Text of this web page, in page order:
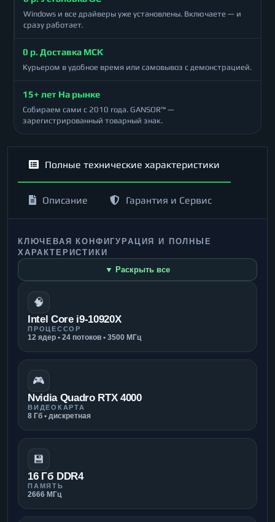
Windows и все драйверы уже установлены. Включаете — и
сразу работает.
0 р. Доставка МСК
Курьером в удобное время или самовывоз с демонстрацией.
15+ лет На рынке
Собираем сами с 2010 года. GANSOR™ —
зарегистрированный товарный знак.
Полные технические характеристики
Описание Гарантия и Сервис
КЛЮЧЕВАЯ КОНФИГУРАЦИЯ И ПОЛНЫЕ
ХАРАКТЕРИСТИКИ
▼ Раскрыть все
🧠
Intel Core i9-10920X
ПРОЦЕССОР
12 ядер • 24 потоков • 3500 МГц
🎮
Nvidia Quadro RTX 4000
ВИДЕОКАРТА
8 Гб • дискретная
💾
16 Гб DDR4
ПАМЯТЬ
2666 МГц